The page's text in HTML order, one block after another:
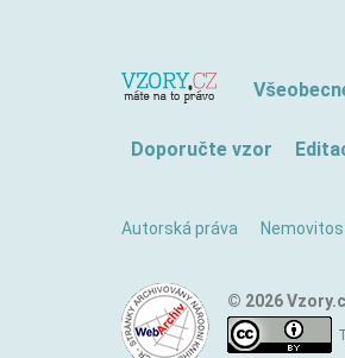
Doporučte vzor
Autorská práva
© 2026